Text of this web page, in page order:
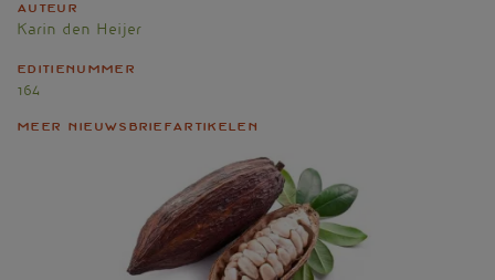
Auteur
Karin den Heijer
Editienummer
164
Meer nieuwsbriefartikelen